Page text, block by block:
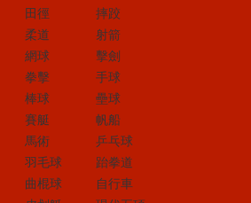
田徑
摔跤
柔道
射箭
網球
擊劍
拳擊
手球
棒球
壘球
賽艇
帆船
馬術
乒乓球
羽毛球
跆拳道
曲棍球
自行車